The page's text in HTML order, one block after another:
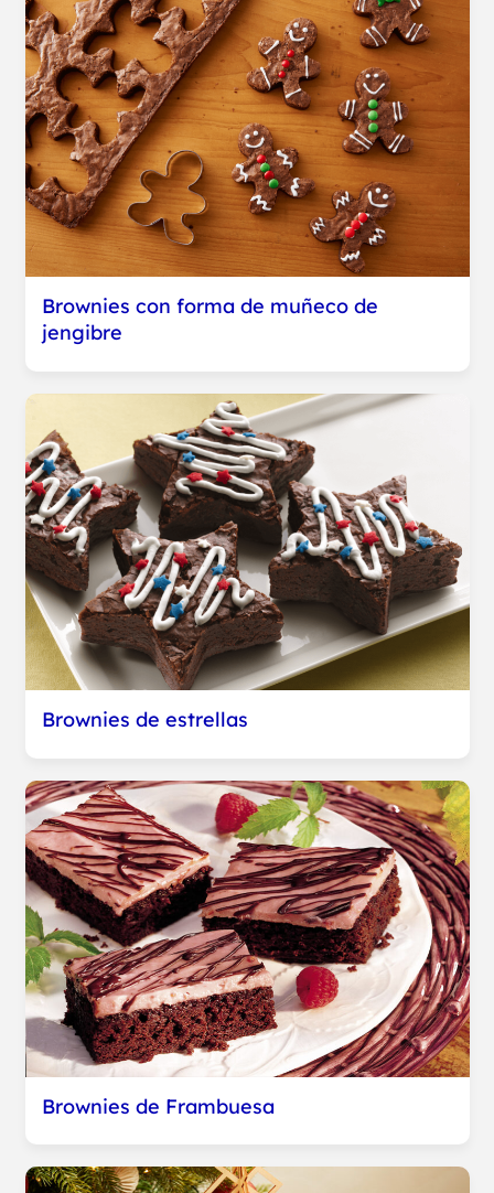
Brownies con forma de muñeco de
jengibre
Brownies de estrellas
Brownies de Frambuesa